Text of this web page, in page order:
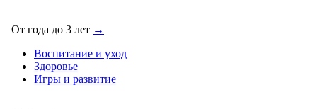
От года до 3 лет →
Воспитание и уход
Здоровье
Игры и развитие